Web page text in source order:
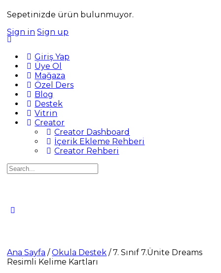
Sepetinizde ürün bulunmuyor.
Sign in Sign up
Giriş Yap
Üye Ol
Mağaza
Özel Ders
Blog
Destek
Vitrin
Creator
Creator Dashboard
İçerik Ekleme Rehberi
Creator Rehberi
Search
for:
Ana Sayfa /Okula Destek / 7. Sınıf 7.Ünite Dreams
Resimli Kelime Kartları